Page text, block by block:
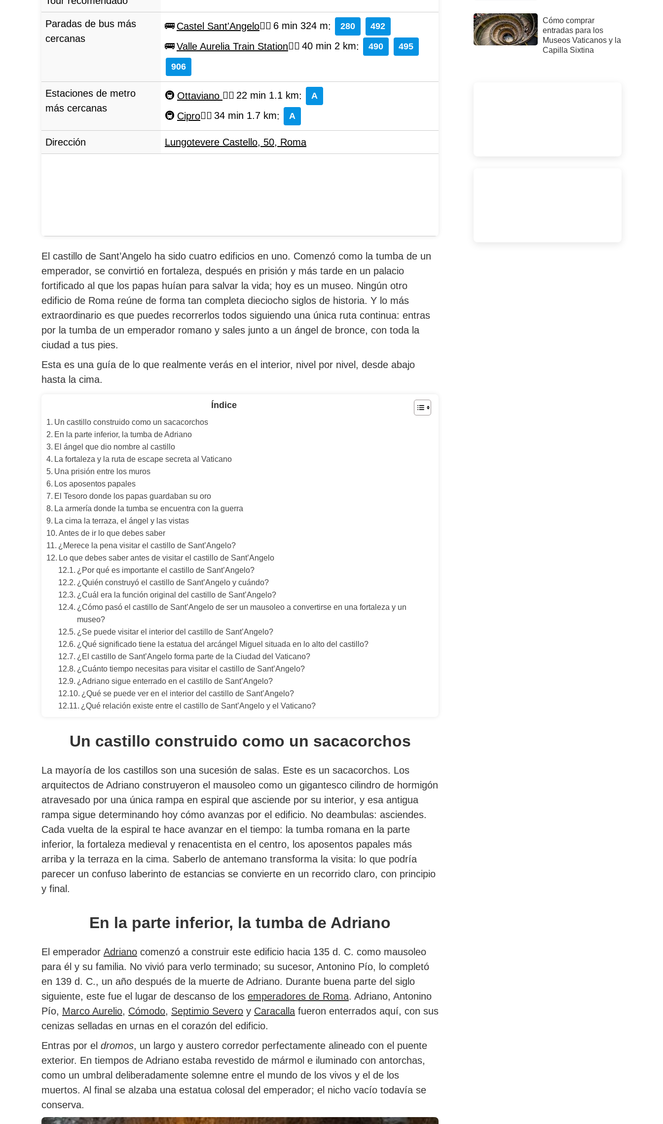
Paradas de bus más
cercanas
Castel Sant'Angelo 6 min 324 m: 280 492
Valle Aurelia Train Station 40 min 2 km: 490 495
906
Estaciones de metro
más cercanas
Ottaviano 22 min 1.1 km: A
Cipro 34 min 1.7 km: A
Dirección Lungotevere Castello, 50, Roma
El castillo de Sant’Angelo ha sido cuatro edificios en uno. Comenzó como la tumba de un
emperador, se convirtió en fortaleza, después en prisión y más tarde en un palacio
fortificado al que los papas huían para salvar la vida; hoy es un museo. Ningún otro
edificio de Roma reúne de forma tan completa dieciocho siglos de historia. Y lo más
extraordinario es que puedes recorrerlos todos siguiendo una única ruta continua: entras
por la tumba de un emperador romano y sales junto a un ángel de bronce, con toda la
ciudad a tus pies.
Esta es una guía de lo que realmente verás en el interior, nivel por nivel, desde abajo
hasta la cima.
Índice
Un castillo construido como un sacacorchos
En la parte inferior, la tumba de Adriano
El ángel que dio nombre al castillo
La fortaleza y la ruta de escape secreta al Vaticano
Una prisión entre los muros
Los aposentos papales
El Tesoro donde los papas guardaban su oro
La armería donde la tumba se encuentra con la guerra
La cima la terraza, el ángel y las vistas
Antes de ir lo que debes saber
¿Merece la pena visitar el castillo de Sant’Angelo?
Lo que debes saber antes de visitar el castillo de Sant’Angelo
¿Por qué es importante el castillo de Sant’Angelo?
¿Quién construyó el castillo de Sant’Angelo y cuándo?
¿Cuál era la función original del castillo de Sant’Angelo?
¿Cómo pasó el castillo de Sant’Angelo de ser un mausoleo a convertirse en una fortaleza y un
museo?
¿Se puede visitar el interior del castillo de Sant’Angelo?
¿Qué significado tiene la estatua del arcángel Miguel situada en lo alto del castillo?
¿El castillo de Sant’Angelo forma parte de la Ciudad del Vaticano?
¿Cuánto tiempo necesitas para visitar el castillo de Sant’Angelo?
¿Adriano sigue enterrado en el castillo de Sant’Angelo?
¿Qué se puede ver en el interior del castillo de Sant’Angelo?
¿Qué relación existe entre el castillo de Sant’Angelo y el Vaticano?
Un castillo construido como un sacacorchos
La mayoría de los castillos son una sucesión de salas. Este es un sacacorchos. Los
arquitectos de Adriano construyeron el mausoleo como un gigantesco cilindro de hormigón
atravesado por una única rampa en espiral que asciende por su interior, y esa antigua
rampa sigue determinando hoy cómo avanzas por el edificio. No deambulas: asciendes.
Cada vuelta de la espiral te hace avanzar en el tiempo: la tumba romana en la parte
inferior, la fortaleza medieval y renacentista en el centro, los aposentos papales más
arriba y la terraza en la cima. Saberlo de antemano transforma la visita: lo que podría
parecer un confuso laberinto de estancias se convierte en un recorrido claro, con principio
y final.
En la parte inferior, la tumba de Adriano
El emperador Adriano comenzó a construir este edificio hacia 135 d. C. como mausoleo
para él y su familia. No vivió para verlo terminado; su sucesor, Antonino Pío, lo completó
en 139 d. C., un año después de la muerte de Adriano. Durante buena parte del siglo
siguiente, este fue el lugar de descanso de los emperadores de Roma. Adriano, Antonino
Pío, Marco Aurelio, Cómodo, Septimio Severo y Caracalla fueron enterrados aquí, con sus
cenizas selladas en urnas en el corazón del edificio.
Entras por el dromos, un largo y austero corredor perfectamente alineado con el puente
exterior. En tiempos de Adriano estaba revestido de mármol e iluminado con antorchas,
como un umbral deliberadamente solemne entre el mundo de los vivos y el de los
muertos. Al final se alzaba una estatua colosal del emperador; el nicho vacío todavía se
conserva.
Cómo comprar
entradas para los
Museos Vaticanos y la
Capilla Sixtina